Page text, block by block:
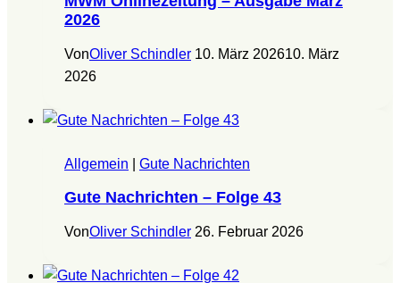
2026
VonOliver Schindler 10. März 202610. März
2026
Allgemein Gute Nachrichten
Gute Nachrichten – Folge 43
VonOliver Schindler 26. Februar 2026